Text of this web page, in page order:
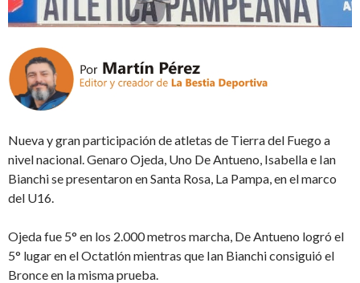
Nueva y gran participación de atletas de Tierra del Fuego a
nivel nacional. Genaro Ojeda, Uno De Antueno, Isabella e Ian
Bianchi se presentaron en Santa Rosa, La Pampa, en el marco
del U16.
Ojeda fue 5° en los 2.000 metros marcha, De Antueno logró el
5° lugar en el Octatlón mientras que Ian Bianchi consiguió el
Bronce en la misma prueba.